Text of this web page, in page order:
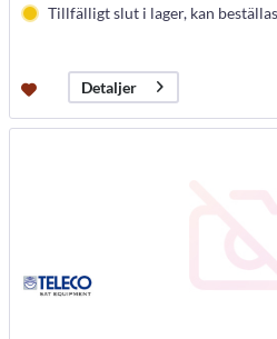
Tillfälligt slut i lager, kan beställas
Detaljer